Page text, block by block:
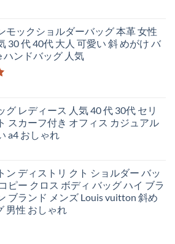
モックショルダーバッグ 本革 女性
30 代 40代 大人 可愛い 斜 めがけ バ
ハンドバッグ 人気
グ レディース 人気 40 代 30代 セリ
スカーフ付き オフィス カジュアル
a4 おしゃれ
ン ディストリ クト ショルダー バッ
ピー クロス ボディ バッグ ハイ ブラ
ブランド メンズ Louis vuitton 斜め
男性 おしゃれ